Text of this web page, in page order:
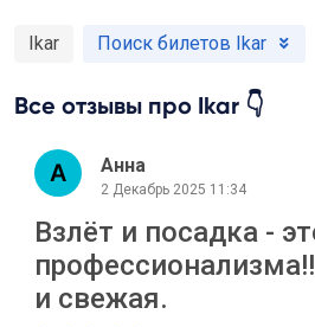
Ikar Поиск билетов Ikar
Все отзывы про Ikar 👇
Анна
2 Декабрь 2025 11:34
Взлëт и посадка -
и свежая.